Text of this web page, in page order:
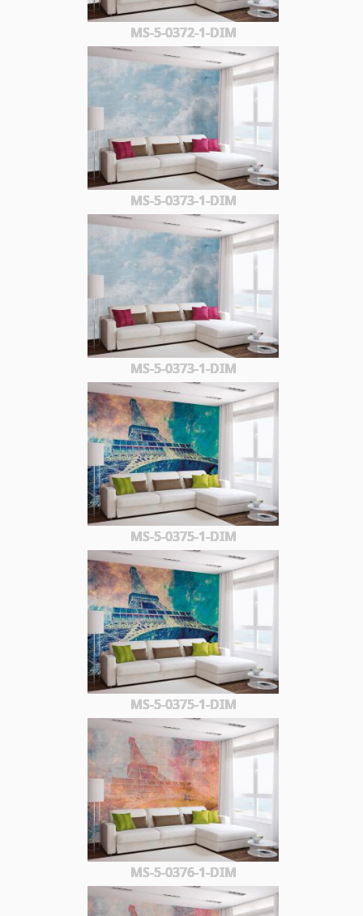
MS-5-0372-1-DIM
MS-5-0373-1-DIM
MS-5-0373-1-DIM
MS-5-0375-1-DIM
MS-5-0375-1-DIM
MS-5-0376-1-DIM